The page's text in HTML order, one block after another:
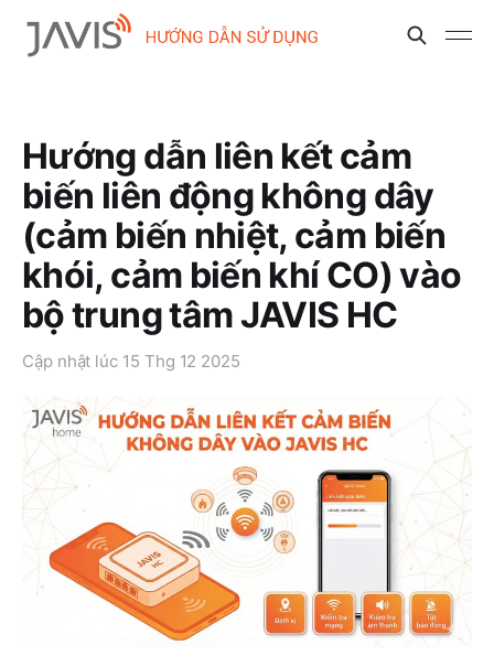
Hướng dẫn liên kết cảm
biến liên động không dây
(cảm biến nhiệt, cảm biến
khói, cảm biến khí CO) vào
bộ trung tâm JAVIS HC
Cập nhật lúc 15 Thg 12 2025